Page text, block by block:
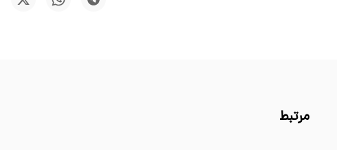
مرتبط